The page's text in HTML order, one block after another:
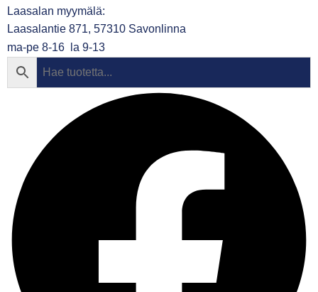
Laasalan myymälä:
Laasalantie 871, 57310 Savonlinna
ma-pe 8-16 la 9-13